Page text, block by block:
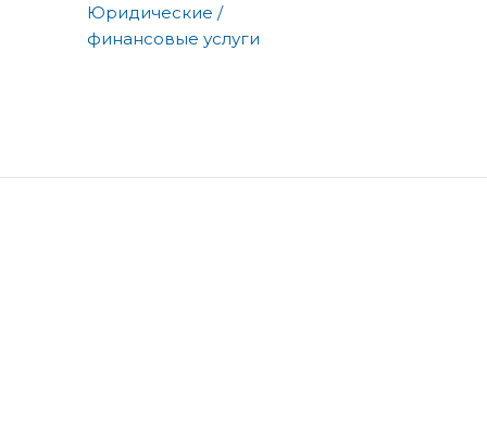
Юридические /
финансовые услуги